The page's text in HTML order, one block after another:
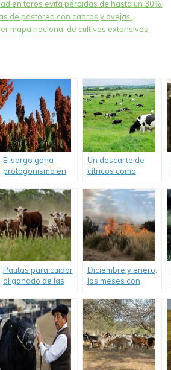
en toros evita pérdidas de hasta un 30%.
de pastoreo con cabras y ovejas.
mapa nacional de cultivos extensivos.
El sorgo gana
protagonismo en
ganaderas.
Un descarte de
cítricos como
alimentar vacas.
Pautas para cuidar
al ganado de las
Diciembre y enero,
los meses con
riesgo de
incendios.